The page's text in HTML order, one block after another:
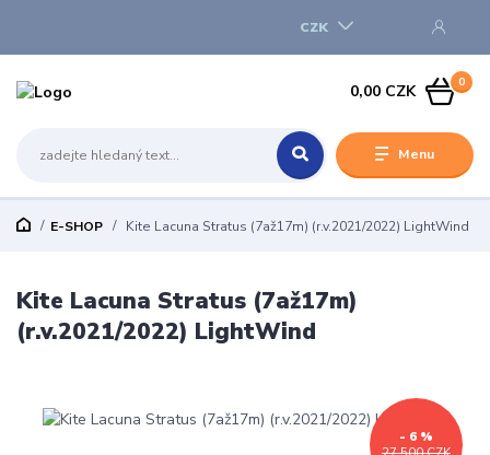
Menu
CZK
0
0,00 CZK
E-SHOP Kite Lacuna Stratus (7až17m) (r.v.2021/2022) LightWind
Kite Lacuna Stratus (7až17m)
(r.v.2021/2022) LightWind
- 6 %